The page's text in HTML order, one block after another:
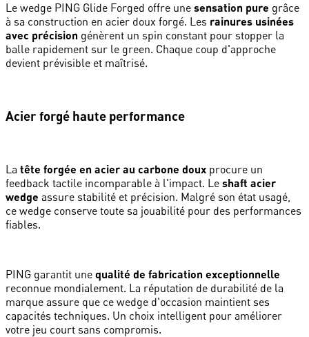
Le wedge PING Glide Forged offre une sensation pure grâce
à sa construction en acier doux forgé. Les rainures usinées
avec précision génèrent un spin constant pour stopper la
balle rapidement sur le green. Chaque coup d'approche
devient prévisible et maîtrisé.
Acier forgé haute performance
La tête forgée en acier au carbone doux procure un
feedback tactile incomparable à l'impact. Le shaft acier
wedge assure stabilité et précision. Malgré son état usagé,
ce wedge conserve toute sa jouabilité pour des performances
fiables.
PING garantit une qualité de fabrication exceptionnelle
reconnue mondialement. La réputation de durabilité de la
marque assure que ce wedge d'occasion maintient ses
capacités techniques. Un choix intelligent pour améliorer
votre jeu court sans compromis.